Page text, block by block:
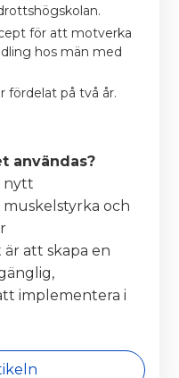
för att motverka
hos män med
fördelat på två år.
användas?
nytt
och
att skapa en
implementera i